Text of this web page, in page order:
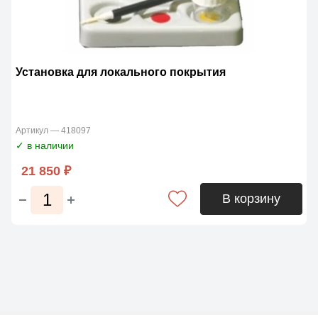
Установка для локального покрытия
Артикул — 418097
✓ в наличии
21 850 ₽
В корзину